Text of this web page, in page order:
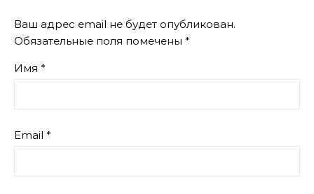
Ваш адрес email не будет опубликован.
Обязательные поля помечены *
Имя *
Email *